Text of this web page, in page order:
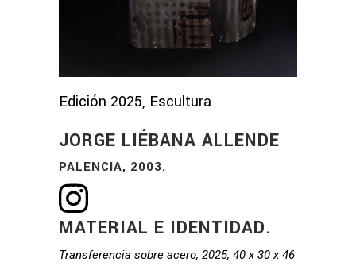
Edición 2025, Escultura
JORGE LIÉBANA ALLENDE
PALENCIA, 2003.
MATERIAL E IDENTIDAD.
Transferencia sobre acero, 2025, 40 x 30 x 46